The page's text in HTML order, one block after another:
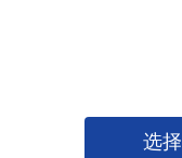
选择